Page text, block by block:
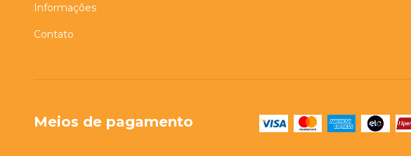
Informações
Contato
Meios de pagamento